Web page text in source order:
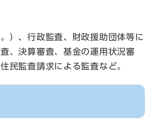
）、行政監査、財政援助団体等に
、決算審査、基金の運用状況審
民監査請求による監査など。